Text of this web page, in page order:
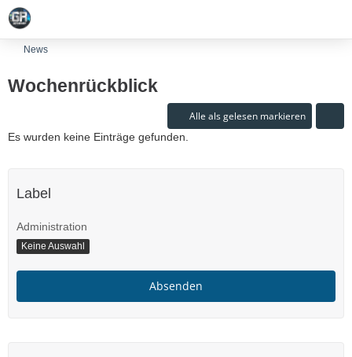
News
Wochenrückblick
Alle als gelesen markieren
Es wurden keine Einträge gefunden.
Label
Administration
Keine Auswahl